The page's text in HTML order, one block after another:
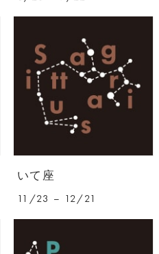
いて座
11/23 – 12/21